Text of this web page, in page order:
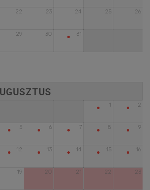
22 23 24 25 26
29 30 31
•
1
• 2
•
5
• 6
• 7
• 8
• 9
•
12
• 13
• 14
• 15
• 16
•
19 20 21 22 23